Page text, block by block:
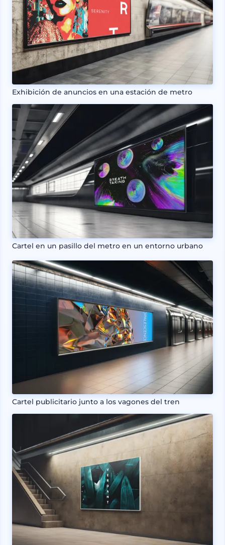
Exhibición de anuncios en una estación de metro
Cartel en un pasillo del metro en un entorno urbano
Cartel publicitario junto a los vagones del tren